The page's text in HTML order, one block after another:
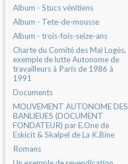
Album - Stucs vénitiens
Album - Tete-de-mousse
Album - trois-fois-seize-ans
Charte du Comité des Mal Logés,
exemple de lutte Autonome de
travailleurs à Paris de 1986 à
1991
Documents
MOUVEMENT AUTONOME DES
BANLIEUES (DOCUMENT
FONDATEUR) par E.One de
Eskicit & Skalpel de La K.Bine
Romans